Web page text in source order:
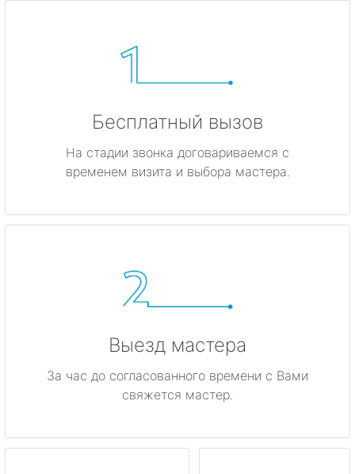
Бесплатный вызов
На стадии звонка договариваемся с
временем визита и выбора мастера.
Выезд мастера
За час до согласованного времени с Вами
свяжется мастер.